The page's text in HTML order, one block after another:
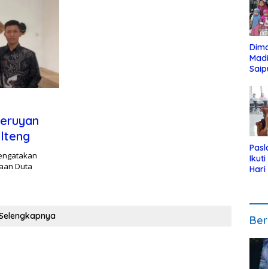
Duta
Ikuti
Hari